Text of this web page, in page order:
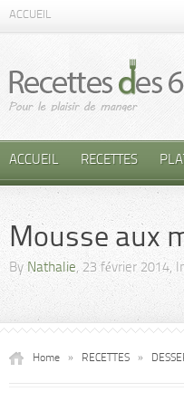
ACCUEIL
ACCUEIL RECETTES
Mousse aux
By Nathalie, 23 février 2014,
Home » RECETTES »